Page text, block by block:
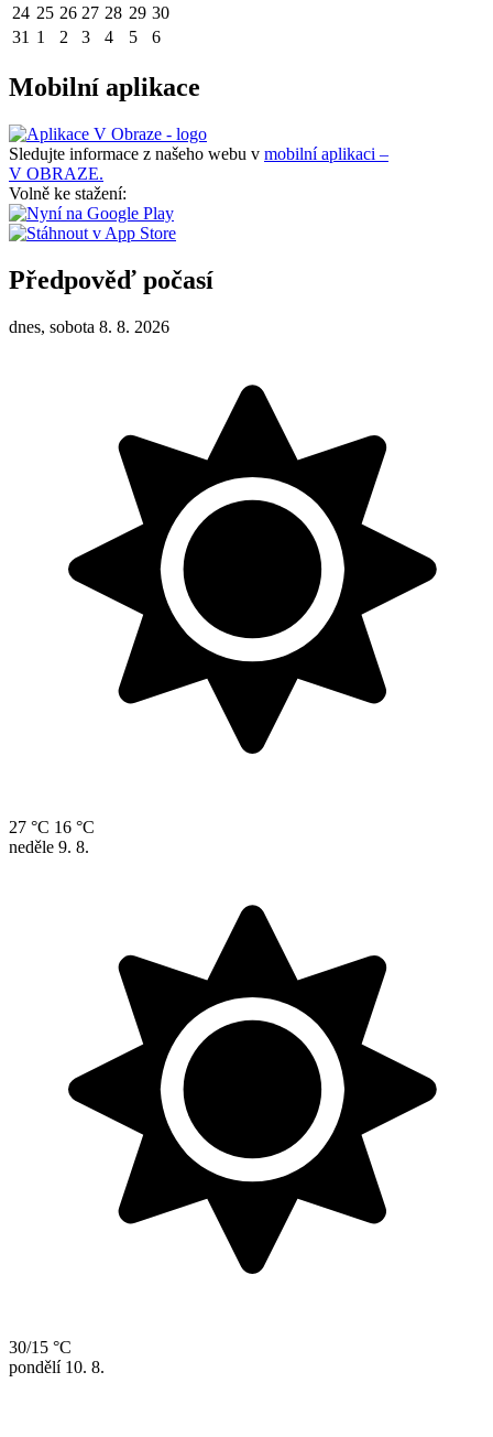
24 25 26 27 28 29 30
31 1 2 3 4 5 6
Mobilní aplikace
Sledujte informace z našeho webu v mobilní aplikaci –
V OBRAZE.
Volně ke stažení:
Předpověď počasí
dnes, sobota 8. 8. 2026
27 °C 16 °C
neděle 9. 8.
30/15 °C
pondělí 10. 8.